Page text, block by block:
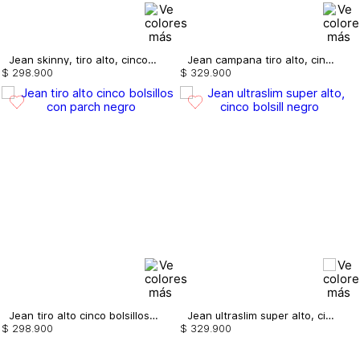
Jean skinny, tiro alto, cinco bolsillos,
$ 298 900
Jean campana tiro alto, cinco bolsillos,
$ 329 900
Jean tiro alto cinco bolsillos con parch
$ 298.900
Jean ultraslim super alto, cinco bolsill
$ 329.900